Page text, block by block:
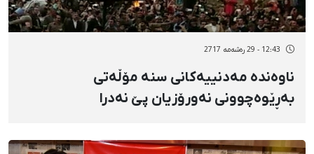
12:43 - 29 رەشەمه 2717
ناوەندە مەدنییەکانی سنە مۆڵەتی
بەڕێوەچوونی نەورۆزیان پێ نەدرا